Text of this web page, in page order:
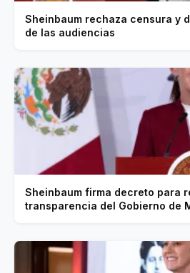
Sheinbaum rechaza censura y
de las audiencias
Sheinbaum firma decreto para
transparencia del Gobierno de